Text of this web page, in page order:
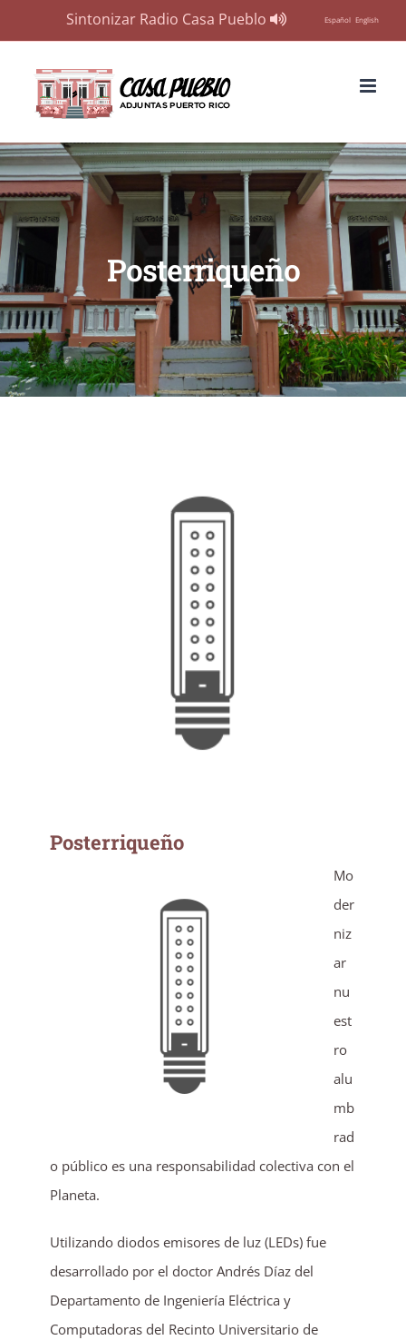
Sintonizar Radio Casa Pueblo Español English
content
Posterriqueño
Posterriqueño
Posterriqueño
Mo
der
niz
ar
nu
est
ro
alu
mb
rad
o público es una responsabilidad colectiva con el
Planeta.
Utilizando diodos emisores de luz (LEDs) fue
desarrollado por el doctor Andrés Díaz del
Departamento de Ingeniería Eléctrica y
Computadoras del Recinto Universitario de